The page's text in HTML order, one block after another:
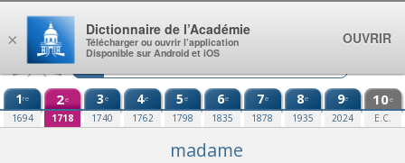
Aller au contenu
1re
1694
2e
1718
3e
1740
4e
1762
5e
1798
6e
1835
7e
1878
8e
1935
9e
2024
10e
E.C.
madame
×
Dictionnaire de l’Académie
Télécharger ou ouvrir l’application
Disponible sur Android et iOS
OUVRIR